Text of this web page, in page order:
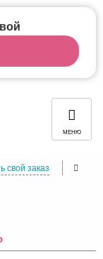
МЕНЮ
свой заказ